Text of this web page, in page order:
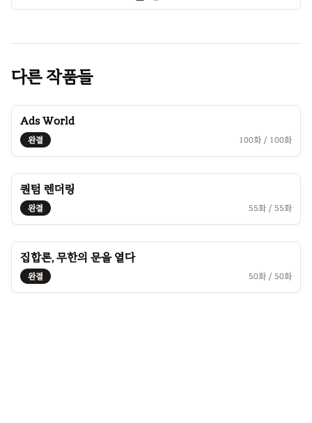
다른 작품들
Ads World
완결 100화 / 100화
퀀텀 렌더링
완결 55화 / 55화
집합론, 무한의 문을 열다
완결 50화 / 50화